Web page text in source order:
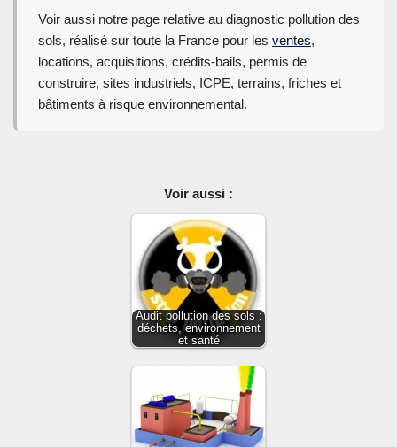
Voir aussi notre page relative au diagnostic pollution des
sols, réalisé sur toute la France pour les ventes,
locations, acquisitions, crédits-bails, permis de
construire, sites industriels, ICPE, terrains, friches et
bâtiments à risque environnemental.
Voir aussi :
Audit pollution des sols :
déchets, environnement
et santé